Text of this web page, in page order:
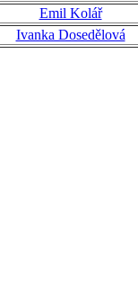
Emil Kolář
Ivanka Dosedělová